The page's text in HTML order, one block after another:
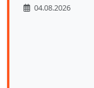
04.08.2026